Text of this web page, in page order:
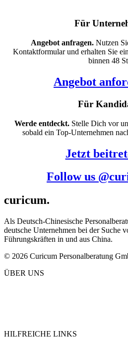
Für
Angebot anfragen. Nutzen
Kontaktformular und erhalten Sie
binnen 48
Angebot
Für
Werde entdeckt. Stelle Dich vor
sobald ein Top-Unternehmen
Jetzt
Follow us
curicum.
Als Deutsch-Chinesische
deutsche Unternehmen bei der Suche
Führungskräften in und aus China.
© 2026 Curicum Personalberatung
ÜBER UNS
HILFREICHE LINKS